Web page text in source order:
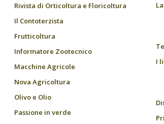
Rivista di Orticoltura e Floricoltura
Il Contoterzista
Frutticoltura
Informatore Zootecnico
Macchine Agricole
Nova Agricoltura
Olivo e Olio
Passione in verde
I